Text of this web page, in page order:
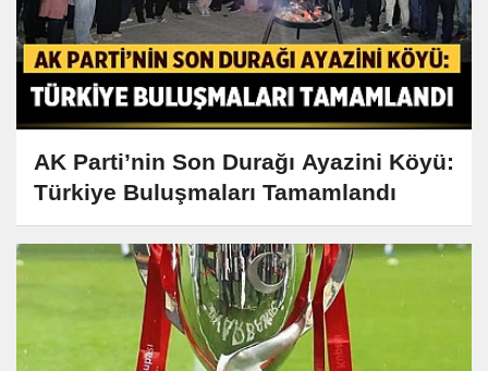
AK Parti’nin Son Durağı Ayazini Köyü:
Türkiye Buluşmaları Tamamlandı